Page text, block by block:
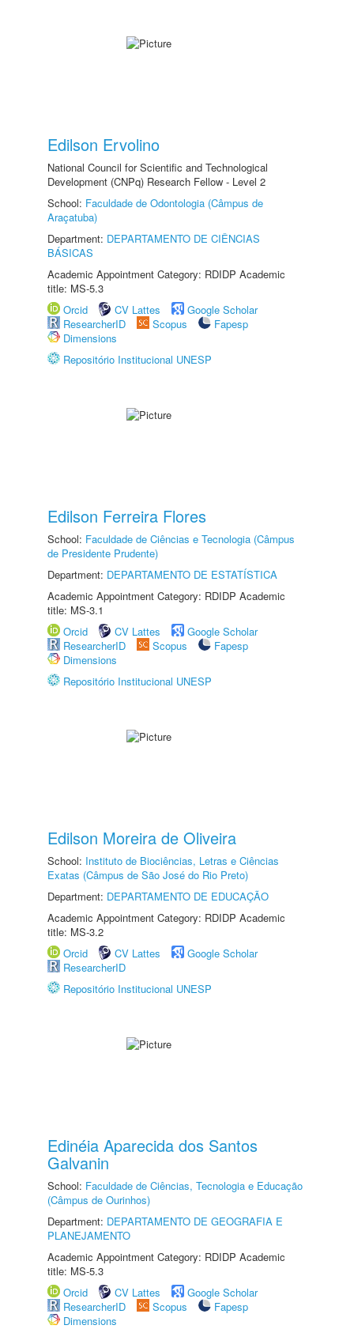
Edilson Ervolino
National Council for Scientific and Technological
Development (CNPq) Research Fellow - Level 2
School: Faculdade de Odontologia (Câmpus de
Araçatuba)
Department: DEPARTAMENTO DE CIÊNCIAS
BÁSICAS
Academic Appointment Category: RDIDP Academic
title: MS-5.3
Orcid
CV Lattes
Google Scholar
ResearcherID
Scopus
Fapesp
Dimensions
Repositório Institucional UNESP
Edilson Ferreira Flores
School: Faculdade de Ciências e Tecnologia (Câmpus
de Presidente Prudente)
Department: DEPARTAMENTO DE ESTATÍSTICA
Academic Appointment Category: RDIDP Academic
title: MS-3.1
Orcid
CV Lattes
Google Scholar
ResearcherID
Scopus
Fapesp
Dimensions
Repositório Institucional UNESP
Edilson Moreira de Oliveira
School: Instituto de Biociências, Letras e Ciências
Exatas (Câmpus de São José do Rio Preto)
Department: DEPARTAMENTO DE EDUCAÇÃO
Academic Appointment Category: RDIDP Academic
title: MS-3.2
Orcid
CV Lattes
Google Scholar
ResearcherID
Repositório Institucional UNESP
Edinéia Aparecida dos Santos
Galvanin
School: Faculdade de Ciências, Tecnologia e Educação
(Câmpus de Ourinhos)
Department: DEPARTAMENTO DE GEOGRAFIA E
PLANEJAMENTO
Academic Appointment Category: RDIDP Academic
title: MS-5.3
Orcid
CV Lattes
Google Scholar
ResearcherID
Scopus
Fapesp
Dimensions